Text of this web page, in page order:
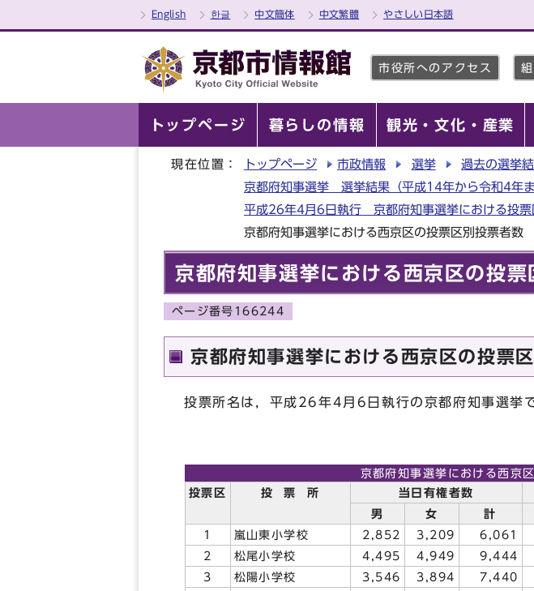
English 한글 中文簡体 中文繁體 やさしい日本語
市役所へのアクセス
トップページ 暮らしの情報 観光・文化・産業
現在位置： トップページ 市政情報 選挙 過去の選挙
京都府知事選挙 選挙結果（平成14年から令和4年ま
平成26年4月6日執行 京都府知事選挙における投票
京都府知事選挙における西京区の投票区別投票者数
京都府知事選挙における西京区の投票
ページ番号166244
京都府知事選挙における西京区の投票
投票所名は，平成26年4月6日執行の京都府知事選挙
京都府知事選挙における西京
投票区
投 票 所 当日有権者数
男
女 計
1
嵐山東小学校 2,852 3,209 6,061
2
松尾小学校 4,495 4,949 9,444
3
松陽小学校 3,546 3,894 7,440